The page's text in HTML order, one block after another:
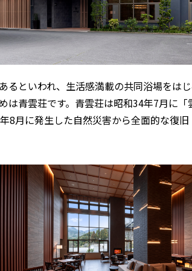
るといわれ、生活感満載の共同浴場をは
は青雲荘です。青雲荘は昭和34年7月に「
8月に発生した自然災害から全面的な復旧